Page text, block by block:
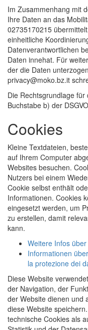
Im Zusammenhang mit
Ihre Daten an das
02735170215
einheitliche
Datenverantwortlichen
Daten innehat. Für
der die Daten
privacy@moko.bz.it
Die Rechtsgrundlage für
Buchstabe b) der
Cookies
Kleine Textdateien,
auf Ihrem Computer
Websites besuchen.
Nutzers bei einem
Cookie selbst enthält
Informationen. Cookies
eingesetzt werden, um
zu erstellen, damit
kann.
Weitere Infos
Informationen
la protezione dei
Diese Website
der Navigation, der
der Website dienen und
diese Website
technische Cookies als